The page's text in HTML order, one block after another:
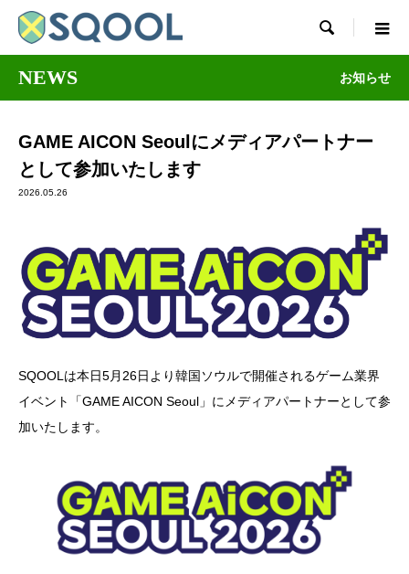

NEWS お知らせ
GAME AICON Seoulにメディアパートナー
として参加いたします
2026.05.26
SQOOLは本日5月26日より韓国ソウルで開催されるゲーム業界
イベント「GAME AICON Seoul」にメディアパートナーとして参
加いたします。